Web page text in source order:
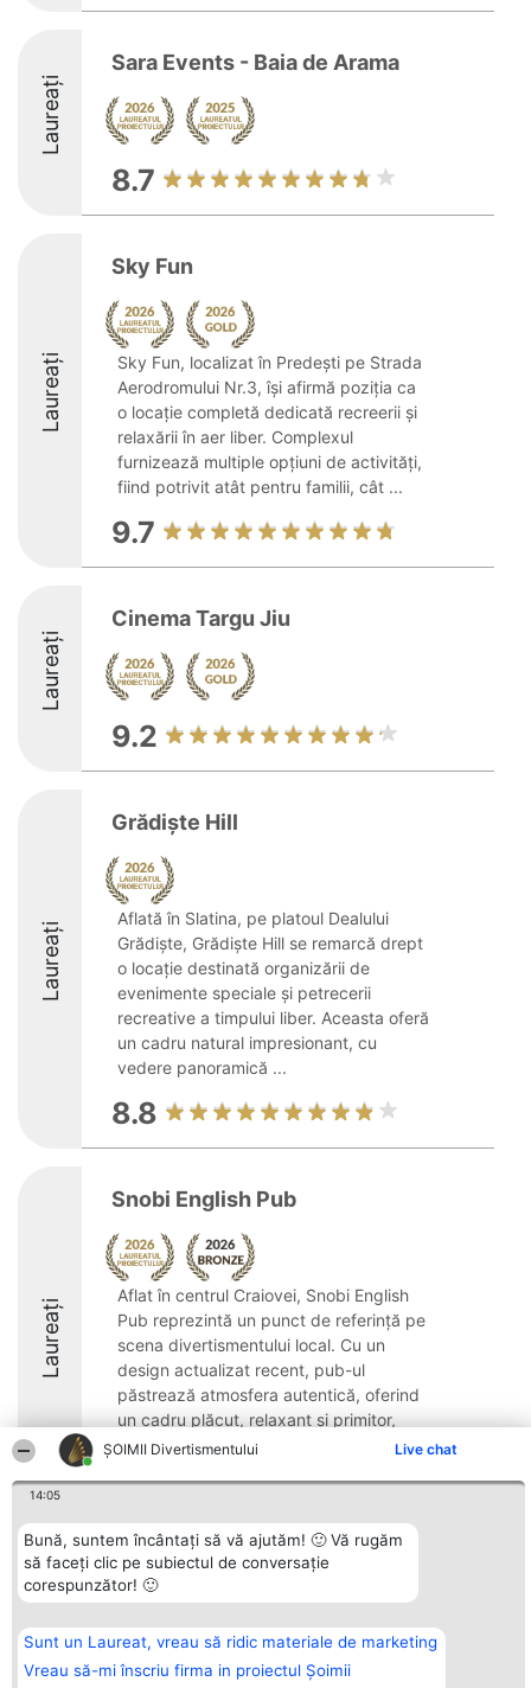
ŞOIMII Divertismentului Live chat
14:05
Bună, suntem încântați să vă ajutăm! 🙂 Vă rugăm
să faceți clic pe subiectul de conversație
corespunzător! 🙂
Sunt un Laureat, vreau să ridic materiale de marketing
Vreau să-mi înscriu firma in proiectul Șoimii
Laureați
Sara Events - Baia de Arama
8.7
Laureați
Sky Fun
Sky Fun, localizat în Predești pe Strada
Aerodromului Nr.3, își afirmă poziția ca
o locație completă dedicată recreerii și
relaxării în aer liber. Complexul
furnizează multiple opțiuni de activități,
fiind potrivit atât pentru familii, cât ...
9.7
Laureați
Cinema Targu Jiu
9.2
Laureați
Grădiște Hill
Aflată în Slatina, pe platoul Dealului
Grădiște, Grădiște Hill se remarcă drept
o locație destinată organizării de
evenimente speciale și petrecerii
recreative a timpului liber. Aceasta oferă
un cadru natural impresionant, cu
vedere panoramică ...
8.8
Laureați
Snobi English Pub
Aflat în centrul Craiovei, Snobi English
Pub reprezintă un punct de referință pe
scena divertismentului local. Cu un
design actualizat recent, pub-ul
păstrează atmosfera autentică, oferind
un cadru plăcut, relaxant și primitor,
potrivit pentru ...
8.9
Organizator Ranking
BRIGHT SOLUTIONS BR SRL
Aleea Timisul De Sus 2 Bl. A30
Sc. A Et. 4 Ap. 13 Cod 061952
București
tel: +40 770 990 492
Plebiscyt
Lista Tuturor
Laureaților
Reguli
Politica de